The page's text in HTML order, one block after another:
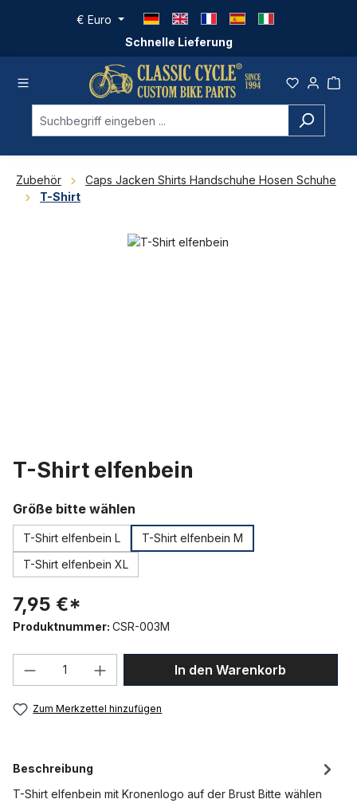
Zum Hauptinhalt springen
Schnelle Lieferung
€ Euro
Zubehör
Caps Jacken Shirts Handschuhe Hosen Schuhe
T-Shirt
Bildergalerie überspringen
T-Shirt elfenbein
Größe bitte wählen
T-Shirt elfenbein L
T-Shirt elfenbein M
T-Shirt elfenbein XL
7,95 €*
Produktnummer: CSR-003M
Produkt Anzahl: Gib den gewünschten
In den Warenkorb
Zum Merkzettel hinzufügen
Beschreibung
T-Shirt elfenbein mit Kronenlogo auf der Brust Bitte wählen